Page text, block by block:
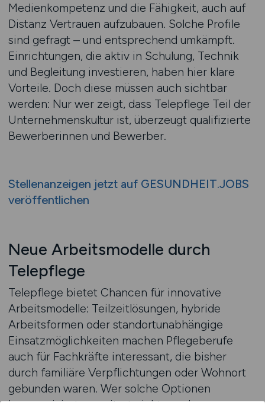
Medienkompetenz und die Fähigkeit, auch auf
Distanz Vertrauen aufzubauen. Solche Profile
sind gefragt – und entsprechend umkämpft.
Einrichtungen, die aktiv in Schulung, Technik
und Begleitung investieren, haben hier klare
Vorteile. Doch diese müssen auch sichtbar
werden: Nur wer zeigt, dass Telepflege Teil der
Unternehmenskultur ist, überzeugt qualifizierte
Bewerberinnen und Bewerber.
Stellenanzeigen jetzt auf GESUNDHEIT.JOBS
veröffentlichen
Neue Arbeitsmodelle durch
Telepflege
Telepflege bietet Chancen für innovative
Arbeitsmodelle: Teilzeitlösungen, hybride
Arbeitsformen oder standortunabhängige
Einsatzmöglichkeiten machen Pflegeberufe
auch für Fachkräfte interessant, die bisher
durch familiäre Verpflichtungen oder Wohnort
gebunden waren. Wer solche Optionen
kommuniziert, erweitert nicht nur den